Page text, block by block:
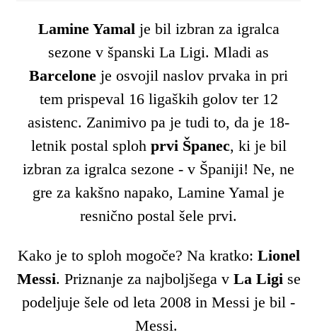
Lamine Yamal je bil izbran za igralca
sezone v španski La Ligi. Mladi as
Barcelone je osvojil naslov prvaka in pri
tem prispeval 16 ligaških golov ter 12
asistenc. Zanimivo pa je tudi to, da je 18-
letnik postal sploh prvi Španec, ki je bil
izbran za igralca sezone - v Španiji! Ne, ne
gre za kakšno napako, Lamine Yamal je
resnično postal šele prvi.
Kako je to sploh mogoče? Na kratko: Lionel
Messi. Priznanje za najboljšega v La Ligi se
podeljuje šele od leta 2008 in Messi je bil -
Messi.